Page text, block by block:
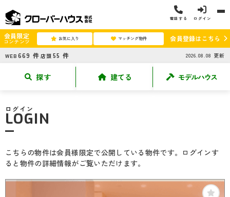
電話する ログイン
会員限定
コンテンツ お気に入り マッチング物件 会員登録はこちら
WEB 669 件 店頭 55 件 2026.08.08 更新
探す 建てる モデルハウス
ログイン
LOGIN
こちらの物件は会員様限定で公開している物件です。ログインす
ると物件の詳細情報がご覧いただけます。